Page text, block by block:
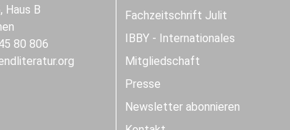
Haus B
80 806
Fachzeitschrift Julit
IBBY - Internationales
Mitgliedschaft
Presse
Newsletter abonnieren